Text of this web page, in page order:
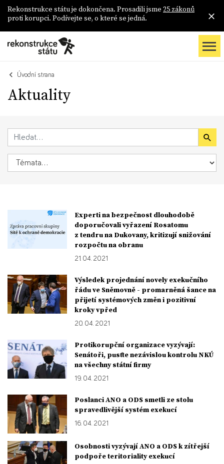
Rekonstrukce státu je dokončena. Prosadili jsme 25 zákonů
proti korupci. Podívejte se, o které se jedná.
Úvodní strana
Aktuality
Experti na bezpečnost dlouhodobě
doporučovali vyřazení Rosatomu
z tendru na Dukovany, kritizují snižování
rozpočtu na obranu
21. 04. 2021
Výsledek projednání novely exekučního
řádu ve Sněmovně - promarněná šance na
přijetí systémových změn i pozitivní
kroky vpřed
20. 04. 2021
Protikorupční organizace vyzývají:
Senátoři, pusťte nezávislou kontrolu NKÚ
na všechny státní firmy
19. 04. 2021
Poslanci ANO a ODS smetli ze stolu
spravedlivější systém exekucí
16. 04. 2021
Osobnosti vyzývají ANO a ODS k zítřejší
podpoře teritoriality exekucí